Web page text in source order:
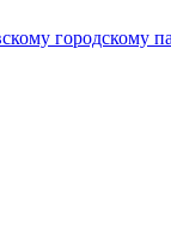
городскому